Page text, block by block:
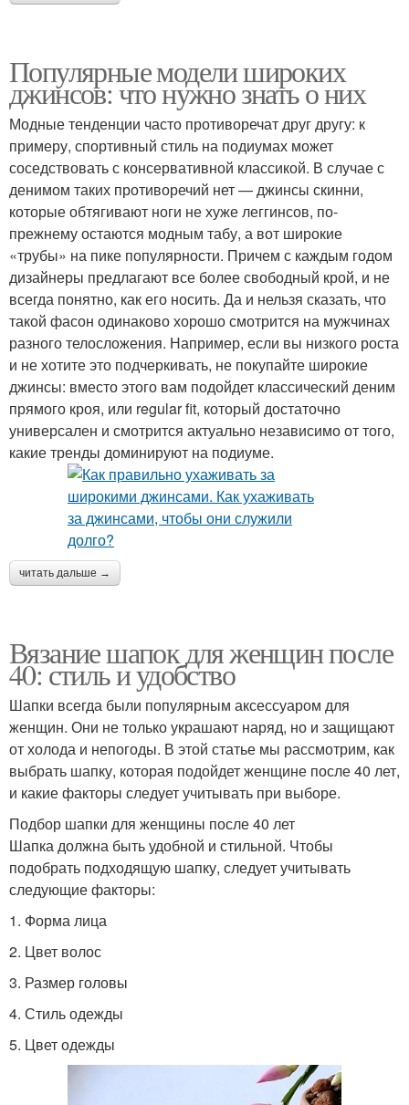
Популярные модели широких
джинсов: что нужно знать о них
Модные тенденции часто противоречат друг другу: к
примеру, спортивный стиль на подиумах может
соседствовать с консервативной классикой. В случае с
денимом таких противоречий нет — джинсы скинни,
которые обтягивают ноги не хуже леггинсов, по-
прежнему остаются модным табу, а вот широкие
«трубы» на пике популярности. Причем с каждым годом
дизайнеры предлагают все более свободный крой, и не
всегда понятно, как его носить. Да и нельзя сказать, что
такой фасон одинаково хорошо смотрится на мужчинах
разного телосложения. Например, если вы низкого роста
и не хотите это подчеркивать, не покупайте широкие
джинсы: вместо этого вам подойдет классический деним
прямого кроя, или regular fit, который достаточно
универсален и смотрится актуально независимо от того,
какие тренды доминируют на подиуме.
читать дальше →
Вязание шапок для женщин после
40: стиль и удобство
Шапки всегда были популярным аксессуаром для
женщин. Они не только украшают наряд, но и защищают
от холода и непогоды. В этой статье мы рассмотрим, как
выбрать шапку, которая подойдет женщине после 40 лет,
и какие факторы следует учитывать при выборе.
Подбор шапки для женщины после 40 лет
Шапка должна быть удобной и стильной. Чтобы
подобрать подходящую шапку, следует учитывать
следующие факторы:
1. Форма лица
2. Цвет волос
3. Размер головы
4. Стиль одежды
5. Цвет одежды